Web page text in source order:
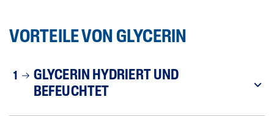
VORTEILE VON GLYCERIN
1
GLYCERIN HYDRIERT UND
BEFEUCHTET